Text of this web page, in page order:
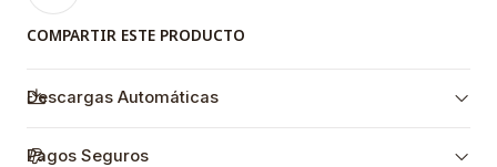
COMPARTIR ESTE PRODUCTO
Descargas Automáticas
Pagos Seguros